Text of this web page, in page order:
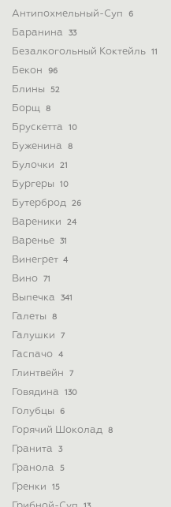
Антипохмельный-Суп 6
Баранина 33
Безалкогольный Коктейль 11
Бекон 96
Блины 52
Борщ 8
Брускетта 10
Буженина 8
Булочки 21
Бургеры 10
Бутерброд 26
Вареники 24
Варенье 31
Винегрет 4
Вино 71
Выпечка 341
Галеты 8
Галушки 7
Гаспачо 4
Глинтвейн 7
Говядина 130
Голубцы 6
Горячий Шоколад 8
Гранита 3
Гранола 5
Гренки 15